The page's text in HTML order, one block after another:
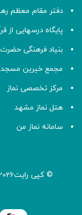
دفتر مقام معظم
پایگاه درسهایی از
بنیاد فرهنگی
مجمع خیرین مسجد
مرکز تخصصی نماز
هتل نماز مشهد
سامانه نماز من
© کپی رایت2026, کلیه حقوق برای ستاد اقامه